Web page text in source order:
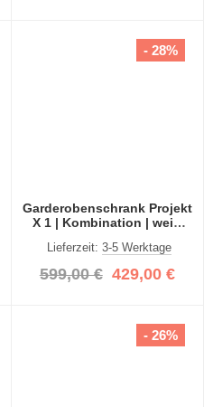
Garderobenschrank Projekt
X 1 | Kombination | weiß
Lieferzeit:3-5 Werktage
599,00 € 429,00 €
- 28%
- 26%